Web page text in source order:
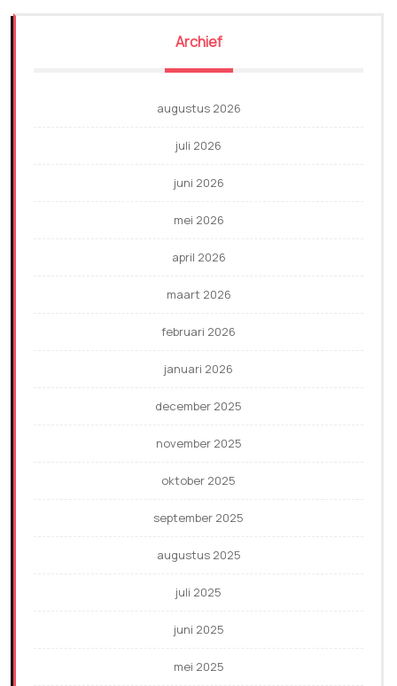
Archief
augustus 2026
juli 2026
juni 2026
mei 2026
april 2026
maart 2026
februari 2026
januari 2026
december 2025
november 2025
oktober 2025
september 2025
augustus 2025
juli 2025
juni 2025
mei 2025